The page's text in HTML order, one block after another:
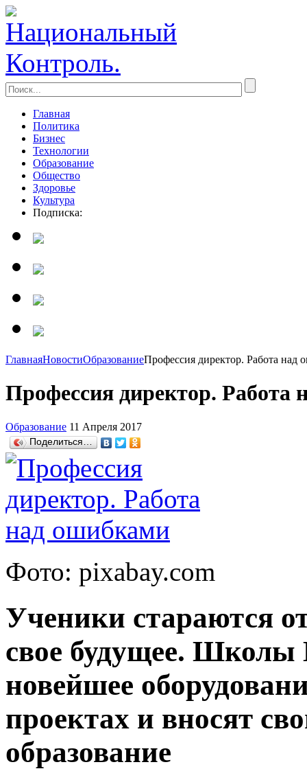
Главная
Политика
Бизнес
Технологии
Образование
Общество
Здоровье
Культура
Подписка:
ГлавнаяНовостиОбразованиеПрофессия директор. Работа над
Профессия директор. Работа
Образование 11 Апреля 2017
Поделиться…
Фото: pixabay.com
Ученики стараются
свое будущее.
новейшее
проектах и вносят
образование